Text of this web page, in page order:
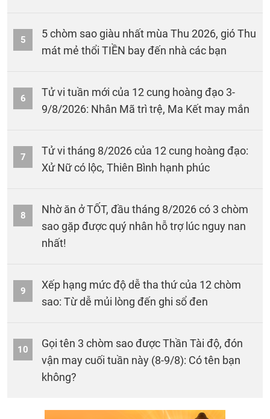
5
5 chòm sao giàu nhất mùa Thu 2026, gió Thu
mát mẻ thổi TIỀN bay đến nhà các bạn
6
Tử vi tuần mới của 12 cung hoàng đạo 3-
9/8/2026: Nhân Mã trì trệ, Ma Kết may mắn
7
Tử vi tháng 8/2026 của 12 cung hoàng đạo:
Xử Nữ có lộc, Thiên Bình hạnh phúc
8
Nhờ ăn ở TỐT, đầu tháng 8/2026 có 3 chòm
sao gặp được quý nhân hỗ trợ lúc nguy nan
nhất!
9
Xếp hạng mức độ dễ tha thứ của 12 chòm
sao: Từ dễ mủi lòng đến ghi sổ đen
10
Gọi tên 3 chòm sao được Thần Tài độ, đón
vận may cuối tuần này (8-9/8): Có tên bạn
không?